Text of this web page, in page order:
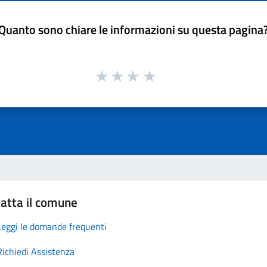
sono chiare le informazioni su questa
il comune
le domande frequenti
Assistenza